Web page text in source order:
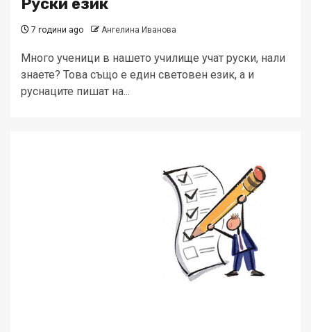
Руски език
7 години ago Ангелина Иванова
Много ученици в нашето училище учат руски, нали
знаете? Това също е един световен език, а и
руснаците пишат на...